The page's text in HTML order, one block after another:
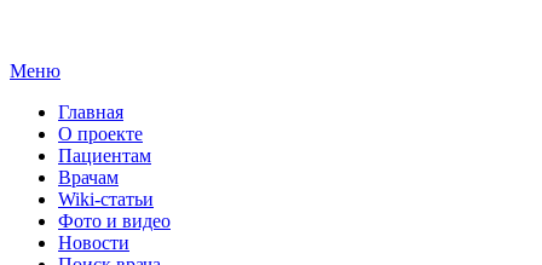
Меню
Главная
О проекте
Пациентам
Врачам
Wiki-статьи
Фото и видео
Новости